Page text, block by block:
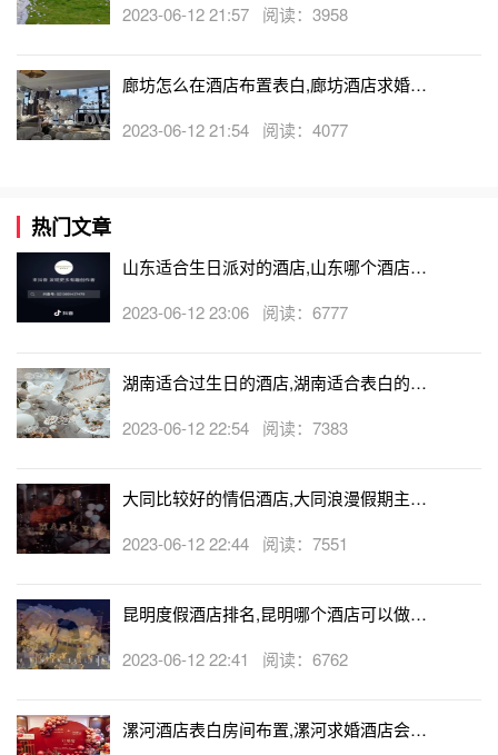
2023-06-12 21:57 阅读：3958
廊坊怎么在酒店布置表白,廊坊酒店求婚布
2023-06-12 21:54 阅读：4077
热门文章
山东适合生日派对的酒店,山东哪个酒店有
2023-06-12 23:06 阅读：6777
湖南适合过生日的酒店,湖南适合表白的酒
2023-06-12 22:54 阅读：7383
大同比较好的情侣酒店,大同浪漫假期主题
2023-06-12 22:44 阅读：7551
昆明度假酒店排名,昆明哪个酒店可以做求
2023-06-12 22:41 阅读：6762
漯河酒店表白房间布置,漯河求婚酒店会帮